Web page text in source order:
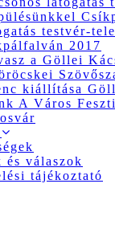
testvér-
2017
a Göllei
kiállítása
A Város
és válaszok
tájékoztató